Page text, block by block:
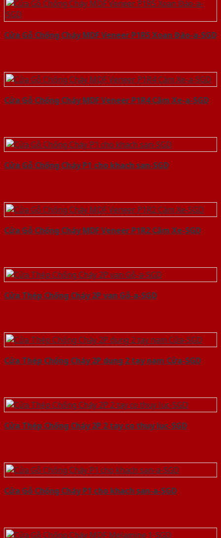
Cửa Gỗ Chống Cháy MDF Veneer P1R5 Xoan Đào-a-SGD
Cửa Gỗ Chống Cháy MDF Veneer P1R4 Căm Xe-a-SGD
Cửa Gỗ Chống Cháy P1 cho khach san-SGD
Cửa Gỗ Chống Cháy MDF Veneer P1R2 Căm Xe-SGD
Cửa Thép Chống Cháy 2P van Gỗ-a-SGD
Cửa Thép Chống Cháy 2P dung 2 tay nam Cửa-SGD
Cửa Thép Chống Cháy 2P 2 tay co thuy luc-SGD
Cửa Gỗ Chống Cháy P1 cho khach san-a-SGD